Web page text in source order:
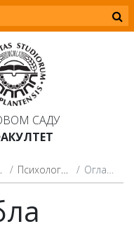
САДУ
Психологија (2014, 2021) Огласна табла